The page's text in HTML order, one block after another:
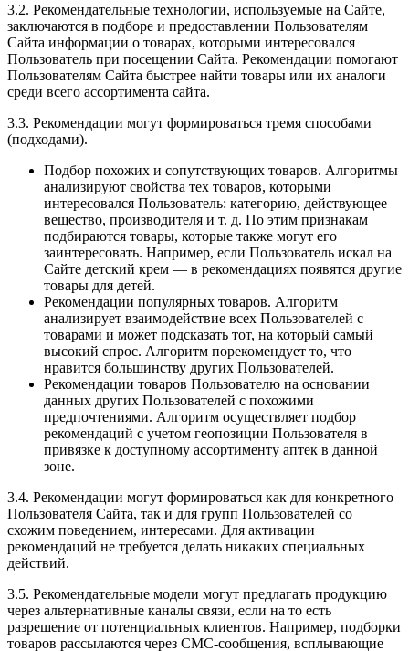
3.2. Рекомендательные технологии, используемые на Сайте,
заключаются в подборе и предоставлении Пользователям
Сайта информации о товарах, которыми интересовался
Пользователь при посещении Сайта. Рекомендации помогают
Пользователям Сайта быстрее найти товары или их аналоги
среди всего ассортимента сайта.
3.3. Рекомендации могут формироваться тремя способами
(подходами).
Подбор похожих и сопутствующих товаров. Алгоритмы
анализируют свойства тех товаров, которыми
интересовался Пользователь: категорию, действующее
вещество, производителя и т. д. По этим признакам
подбираются товары, которые также могут его
заинтересовать. Например, если Пользователь искал на
Сайте детский крем — в рекомендациях появятся другие
товары для детей.
Рекомендации популярных товаров. Алгоритм
анализирует взаимодействие всех Пользователей с
товарами и может подсказать тот, на который самый
высокий спрос. Алгоритм порекомендует то, что
нравится большинству других Пользователей.
Рекомендации товаров Пользователю на основании
данных других Пользователей с похожими
предпочтениями. Алгоритм осуществляет подбор
рекомендаций с учетом геопозиции Пользователя в
привязке к доступному ассортименту аптек в данной
зоне.
3.4. Рекомендации могут формироваться как для конкретного
Пользователя Сайта, так и для групп Пользователей со
схожим поведением, интересами. Для активации
рекомендаций не требуется делать никаких специальных
действий.
3.5. Рекомендательные модели могут предлагать продукцию
через альтернативные каналы связи, если на то есть
разрешение от потенциальных клиентов. Например, подборки
товаров рассылаются через СМС-сообщения, всплывающие